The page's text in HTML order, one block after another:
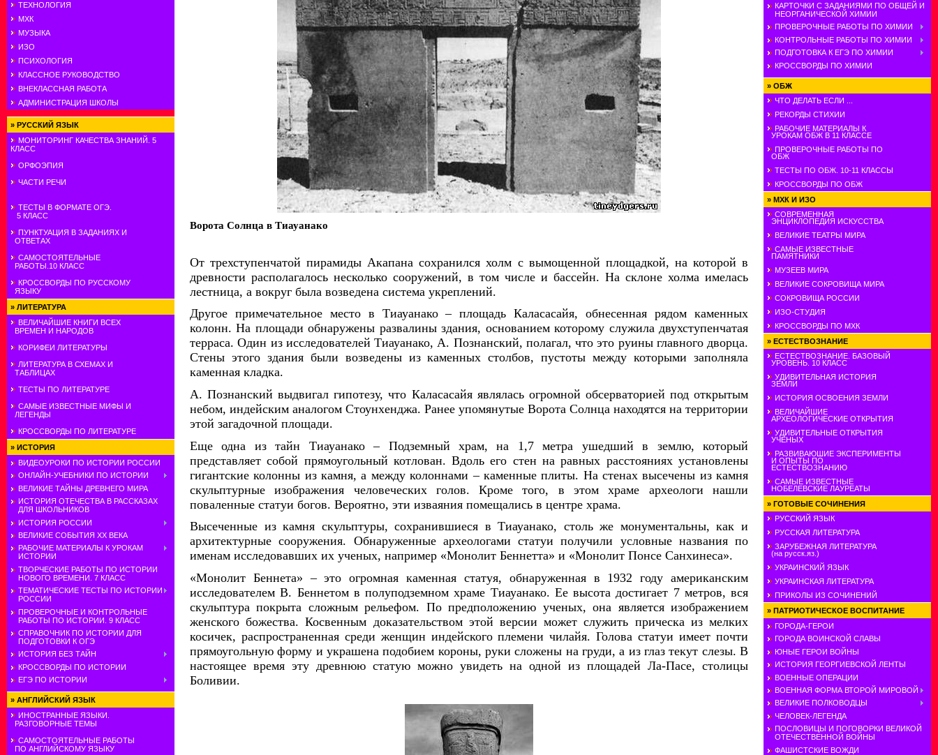
ТЕХНОЛОГИЯ
МХК
МУЗЫКА
ИЗО
ПСИХОЛОГИЯ
КЛАССНОЕ РУКОВОДСТВО
ВНЕКЛАССНАЯ РАБОТА
АДМИНИСТРАЦИЯ ШКОЛЫ
» РУССКИЙ ЯЗЫК
МОНИТОРИНГ КАЧЕСТВА ЗНАНИЙ. 5
КЛАСС
ОРФОЭПИЯ
ЧАСТИ РЕЧИ
ТЕСТЫ В ФОРМАТЕ ОГЭ.
5 КЛАСС
ПУНКТУАЦИЯ В ЗАДАНИЯХ И
ОТВЕТАХ
САМОСТОЯТЕЛЬНЫЕ
РАБОТЫ.10 КЛАСС
КРОССВОРДЫ ПО РУССКОМУ
ЯЗЫКУ
» ЛИТЕРАТУРА
ВЕЛИЧАЙШИЕ КНИГИ ВСЕХ
ВРЕМЕН И НАРОДОВ
КОРИФЕИ ЛИТЕРАТУРЫ
ЛИТЕРАТУРА В СХЕМАХ И
ТАБЛИЦАХ
ТЕСТЫ ПО ЛИТЕРАТУРЕ
САМЫЕ ИЗВЕСТНЫЕ МИФЫ И
ЛЕГЕНДЫ
КРОССВОРДЫ ПО ЛИТЕРАТУРЕ
» ИСТОРИЯ
ВИДЕОУРОКИ ПО ИСТОРИИ РОССИИ
ОНЛАЙН-УЧЕБНИКИ ПО ИСТОРИИ
ВЕЛИКИЕ ТАЙНЫ ДРЕВНЕГО МИРА
ИСТОРИЯ ОТЕЧЕСТВА В РАССКАЗАХ
ДЛЯ ШКОЛЬНИКОВ
ИСТОРИЯ РОССИИ
ВЕЛИКИЕ СОБЫТИЯ ХХ ВЕКА
РАБОЧИЕ МАТЕРИАЛЫ К УРОКАМ
ИСТОРИИ
ТВОРЧЕСКИЕ РАБОТЫ ПО ИСТОРИИ
НОВОГО ВРЕМЕНИ. 7 КЛАСС
ТЕМАТИЧЕСКИЕ ТЕСТЫ ПО ИСТОРИИ
РОССИИ
ПРОВЕРОЧНЫЕ И КОНТРОЛЬНЫЕ
РАБОТЫ ПО ИСТОРИИ. 9 КЛАСС
СПРАВОЧНИК ПО ИСТОРИИ ДЛЯ
ПОДГОТОВКИ К ОГЭ
ИСТОРИЯ БЕЗ ТАЙН
КРОССВОРДЫ ПО ИСТОРИИ
ЕГЭ ПО ИСТОРИИ
» АНГЛИЙСКИЙ ЯЗЫК
ИНОСТРАННЫЕ ЯЗЫКИ.
РАЗГОВОРНЫЕ ТЕМЫ
САМОСТОЯТЕЛЬНЫЕ РАБОТЫ
ПО АНГЛИЙСКОМУ ЯЗЫКУ
Ворота Солнца в Тиауанако
От трехступенчатой пирамиды Акапана сохранился холм с вымощенной площадкой, на которой в
древности располагалось несколько сооружений, в том числе и бассейн. На склоне холма имелась
лестница, а вокруг была возведена система укреплений.
Другое примечательное место в Тиауанако – площадь Каласасайя, обнесенная рядом каменных
колонн. На площади обнаружены развалины здания, основанием которому служила двухступенчатая
терраса. Один из исследователей Тиауанако, А. Познанский, полагал, что это руины главного дворца.
Стены этого здания были возведены из каменных столбов, пустоты между которыми заполняла
каменная кладка.
А. Познанский выдвигал гипотезу, что Каласасайя являлась огромной обсерваторией под открытым
небом, индейским аналогом Стоунхенджа. Ранее упомянутые Ворота Солнца находятся на территории
этой загадочной площади.
Еще одна из тайн Тиауанако – Подземный храм, на 1,7 метра ушедший в землю, который
представляет собой прямоугольный котлован. Вдоль его стен на равных расстояниях установлены
гигантские колонны из камня, а между колоннами – каменные плиты. На стенах высечены из камня
скульптурные изображения человеческих голов. Кроме того, в этом храме археологи нашли
поваленные статуи богов. Вероятно, эти изваяния помещались в центре храма.
Высеченные из камня скульптуры, сохранившиеся в Тиауанако, столь же монументальны, как и
архитектурные сооружения. Обнаруженные археологами статуи получили условные названия по
именам исследовавших их ученых, например «Монолит Беннетта» и «Монолит Понсе Санхинеса».
«Монолит Беннета» – это огромная каменная статуя, обнаруженная в 1932 году американским
исследователем В. Беннетом в полуподземном храме Тиауанако. Ее высота достигает 7 метров, вся
скульптура покрыта сложным рельефом. По предположению ученых, она является изображением
женского божества. Косвенным доказательством этой версии может служить прическа из мелких
косичек, распространенная среди женщин индейского племени чилайя. Голова статуи имеет почти
прямоугольную форму и украшена подобием короны, руки сложены на груди, а из глаз текут слезы. В
настоящее время эту древнюю статую можно увидеть на одной из площадей Ла-Пасе, столицы
Боливии.
КАРТОЧКИ С ЗАДАНИЯМИ ПО ОБЩЕЙ И
НЕОРГАНИЧЕСКОЙ ХИМИИ
ПРОВЕРОЧНЫЕ РАБОТЫ ПО ХИМИИ
КОНТРОЛЬНЫЕ РАБОТЫ ПО ХИМИИ
ПОДГОТОВКА К ЕГЭ ПО ХИМИИ
КРОССВОРДЫ ПО ХИМИИ
» ОБЖ
ЧТО ДЕЛАТЬ ЕСЛИ ...
РЕКОРДЫ СТИХИИ
РАБОЧИЕ МАТЕРИАЛЫ К
УРОКАМ ОБЖ В 11 КЛАССЕ
ПРОВЕРОЧНЫЕ РАБОТЫ ПО
ОБЖ
ТЕСТЫ ПО ОБЖ. 10-11 КЛАССЫ
КРОССВОРДЫ ПО ОБЖ
» МХК И ИЗО
СОВРЕМЕННАЯ
ЭНЦИКЛОПЕДИЯ ИСКУССТВА
ВЕЛИКИЕ ТЕАТРЫ МИРА
САМЫЕ ИЗВЕСТНЫЕ
ПАМЯТНИКИ
МУЗЕЕВ МИРА
ВЕЛИКИЕ СОКРОВИЩА МИРА
СОКРОВИЩА РОССИИ
ИЗО-СТУДИЯ
КРОССВОРДЫ ПО МХК
» ЕСТЕСТВОЗНАНИЕ
ЕСТЕСТВОЗНАНИЕ. БАЗОВЫЙ
УРОВЕНЬ. 10 КЛАСС
УДИВИТЕЛЬНАЯ ИСТОРИЯ
ЗЕМЛИ
ИСТОРИЯ ОСВОЕНИЯ ЗЕМЛИ
ВЕЛИЧАЙШИЕ
АРХЕОЛОГИЧЕСКИЕ ОТКРЫТИЯ
УДИВИТЕЛЬНЫЕ ОТКРЫТИЯ
УЧЕНЫХ
РАЗВИВАЮШИЕ ЭКСПЕРИМЕНТЫ
И ОПЫТЫ ПО
ЕСТЕСТВОЗНАНИЮ
САМЫЕ ИЗВЕСТНЫЕ
НОБЕЛЕВСКИЕ ЛАУРЕАТЫ
» ГОТОВЫЕ СОЧИНЕНИЯ
РУССКИЙ ЯЗЫК
РУССКАЯ ЛИТЕРАТУРА
ЗАРУБЕЖНАЯ ЛИТЕРАТУРА
(на русск.яз.)
УКРАИНСКИЙ ЯЗЫК
УКРАИНСКАЯ ЛИТЕРАТУРА
ПРИКОЛЫ ИЗ СОЧИНЕНИЙ
» ПАТРИОТИЧЕСКОЕ ВОСПИТАНИЕ
ГОРОДА-ГЕРОИ
ГОРОДА ВОИНСКОЙ СЛАВЫ
ЮНЫЕ ГЕРОИ ВОЙНЫ
ИСТОРИЯ ГЕОРГИЕВСКОЙ ЛЕНТЫ
ВОЕННЫЕ ОПЕРАЦИИ
ВОЕННАЯ ФОРМА ВТОРОЙ МИРОВОЙ
ВЕЛИКИЕ ПОЛКОВОДЦЫ
ЧЕЛОВЕК-ЛЕГЕНДА
ПОСЛОВИЦЫ И ПОГОВОРКИ ВЕЛИКОЙ
ОТЕЧЕСТВЕННОЙ ВОЙНЫ
ФАШИСТСКИЕ ВОЖДИ